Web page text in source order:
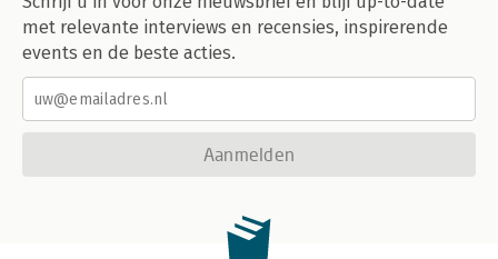
met relevante interviews en recensies, inspirerende
events en de beste acties.
Aanmelden